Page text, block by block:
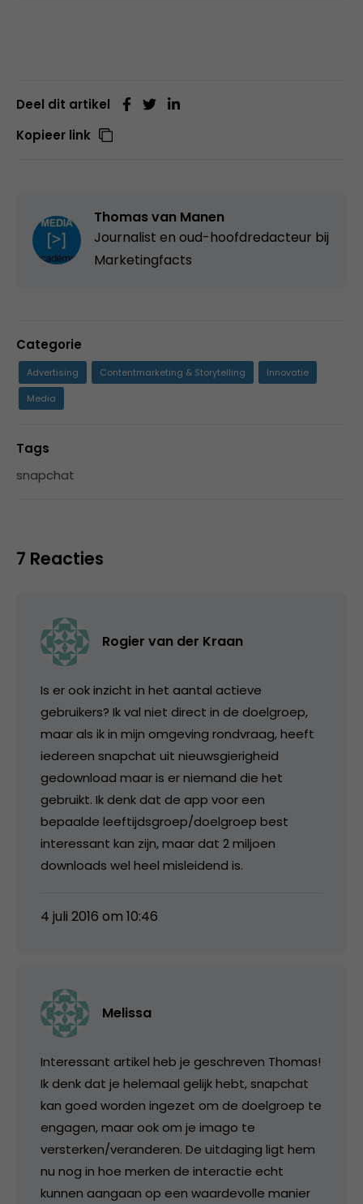
Deel dit artikel
Kopieer link
Thomas van Manen
Journalist en oud-hoofdredacteur bij
Marketingfacts
Categorie
Advertising Contentmarketing & Storytelling
Innovatie
Media
Tags
snapchat
7 Reacties
Rogier van der Kraan
Is er ook inzicht in het aantal actieve
gebruikers? Ik val niet direct in de doelgroep,
maar als ik in mijn omgeving rondvraag, heeft
iedereen snapchat uit nieuwsgierigheid
gedownload maar is er niemand die het
gebruikt. Ik denk dat de app voor een
bepaalde leeftijdsgroep/doelgroep best
interessant kan zijn, maar dat 2 miljoen
downloads wel heel misleidend is.
4 juli 2016 om 10:46
Melissa
Interessant artikel heb je geschreven Thomas!
Ik denk dat je helemaal gelijk hebt, snapchat
kan goed worden ingezet om de doelgroep te
engagen, maar ook om je imago te
versterken/veranderen. De uitdaging ligt hem
nu nog in hoe merken de interactie echt
kunnen aangaan op een waardevolle manier